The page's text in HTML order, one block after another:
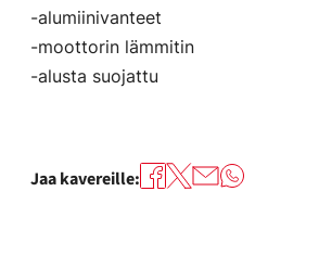
-alumiinivanteet
-moottorin lämmitin
-alusta suojattu
Jaa kavereille: